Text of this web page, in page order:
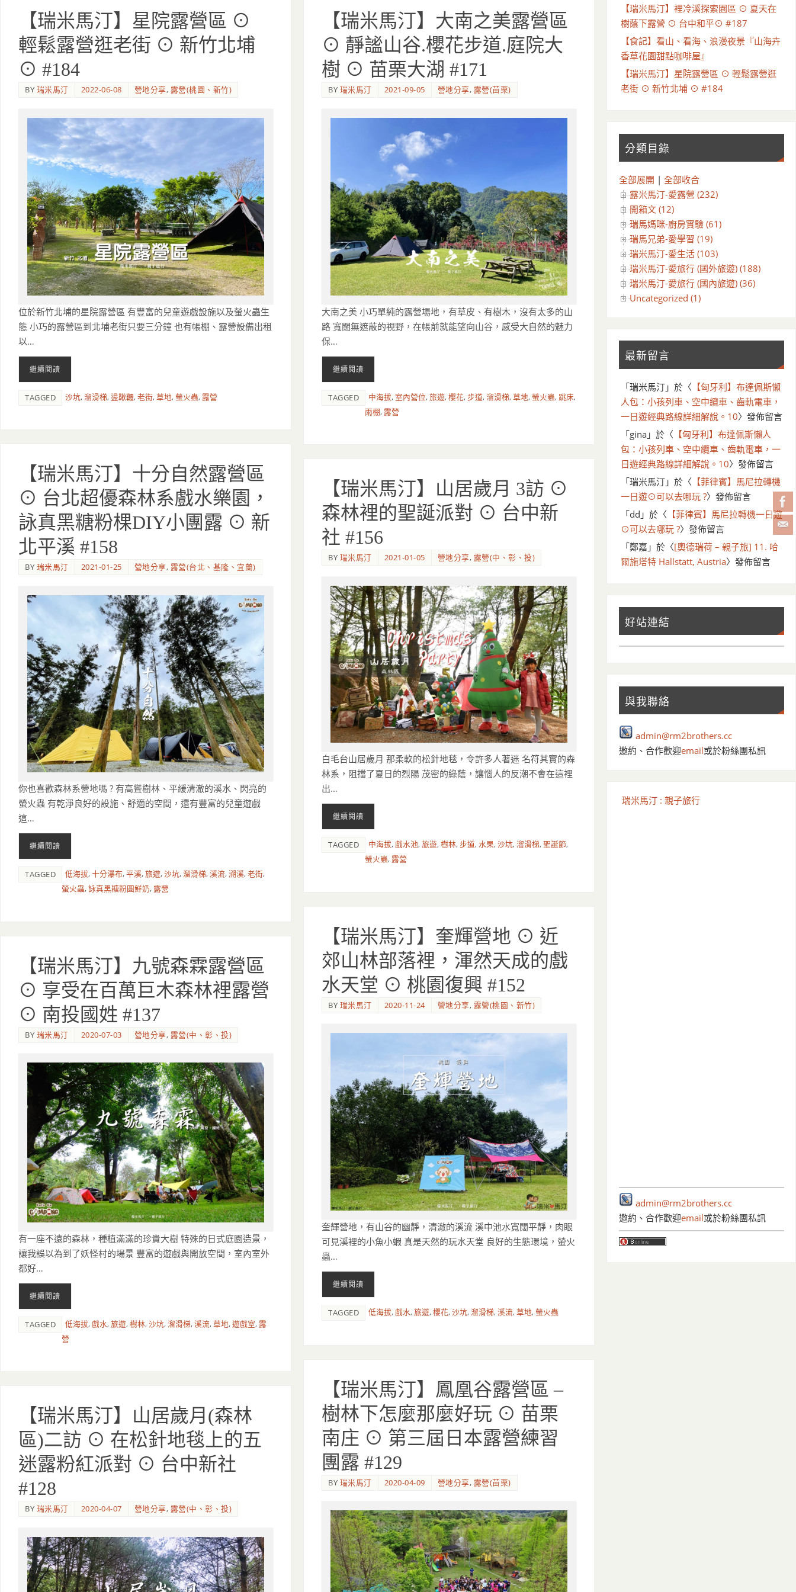
【瑞米馬汀】星院露營區 ⊙
輕鬆露營逛老街 ⊙ 新竹北埔
⊙ #184
BY 瑞米馬汀 2022-06-08 營地分享, 露營(桃園、新竹)
位於新竹北埔的星院露營區 有豐富的兒童遊戲設施以及螢火蟲生
態 小巧的露營區到北埔老街只要三分鐘 也有帳棚、露營設備出租
以…
繼續閱讀
TAGGED 沙坑,溜滑梯,盪鞦韆,老街,草地,螢火蟲, 露營
【瑞米馬汀】大南之美露營區
⊙ 靜謐山谷.櫻花步道.庭院大
樹 ⊙ 苗栗大湖 #171
BY 瑞米馬汀 2021-09-05 營地分享, 露營(苗栗)
大南之美 小巧單純的露營場地，有草皮、有樹木，沒有太多的山
路 寬闊無遮蔽的視野，在帳前就能望向山谷，感受大自然的魅力
保…
繼續閱讀
TAGGED 中海拔, 室內營位,旅遊,櫻花,步道,溜滑梯,草地,螢火蟲, 跳床,
雨棚, 露營
【瑞米馬汀】十分自然露營區
⊙ 台北超優森林系戲水樂園，
詠真黑糖粉棵DIY小團露 ⊙ 新
北平溪 #158
BY 瑞米馬汀 2021-01-25 營地分享, 露營(台北、基隆、宜蘭)
你也喜歡森林系營地嗎 ? 有高聳樹林、平緩清澈的溪水、閃亮的
螢火蟲 有乾淨良好的設施、舒適的空間，還有豐富的兒童遊戲
這…
繼續閱讀
TAGGED 低海拔,十分瀑布,平溪,旅遊,沙坑,溜滑梯,溪流,溯溪,老街,
螢火蟲,詠真黑糖粉圓鮮奶, 露營
【瑞米馬汀】山居歲月 3訪 ⊙
森林裡的聖誕派對 ⊙ 台中新
社 #156
BY 瑞米馬汀 2021-01-05 營地分享, 露營(中、彰、投)
白毛台山居歲月 那柔軟的松針地毯，令許多人著迷 名符其實的森
林系，阻擋了夏日的烈陽 茂密的綠蔭，讓惱人的反潮不會在這裡
出…
繼續閱讀
TAGGED 中海拔,戲水池,旅遊,樹林,步道,水果,沙坑,溜滑梯,聖誕節,
螢火蟲, 露營
【瑞米馬汀】奎輝營地 ⊙ 近
郊山林部落裡，渾然天成的戲
水天堂 ⊙ 桃園復興 #152
BY 瑞米馬汀 2020-11-24 營地分享, 露營(桃園、新竹)
奎輝營地，有山谷的幽靜，清澈的溪流 溪中池水寬闊平靜，肉眼
可見溪裡的小魚小蝦 真是天然的玩水天堂 良好的生態環境，螢火
蟲…
繼續閱讀
TAGGED 低海拔,戲水,旅遊,櫻花,沙坑,溜滑梯,溪流,草地,螢火蟲
【瑞米馬汀】九號森霖露營區
⊙ 享受在百萬巨木森林裡露營
⊙ 南投國姓 #137
BY 瑞米馬汀 2020-07-03 營地分享, 露營(中、彰、投)
有一座不遠的森林，種植滿滿的珍貴大樹 特殊的日式庭園造景，
讓我誤以為到了妖怪村的場景 豐富的遊戲與開放空間，室內室外
都好…
繼續閱讀
TAGGED 低海拔,戲水,旅遊,樹林,沙坑,溜滑梯,溪流,草地,遊戲室, 露
營
【瑞米馬汀】鳳凰谷露營區 –
樹林下怎麼那麼好玩 ⊙ 苗栗
南庄 ⊙ 第三屆日本露營練習
團露 #129
BY 瑞米馬汀 2020-04-09 營地分享, 露營(苗栗)
【瑞米馬汀】山居歲月(森林
區)二訪 ⊙ 在松針地毯上的五
迷露粉紅派對 ⊙ 台中新社
#128
BY 瑞米馬汀 2020-04-07 營地分享, 露營(中、彰、投)
【瑞米馬汀】裡冷溪探索園區 ⊙ 夏天在
樹蔭下露營 ⊙ 台中和平⊙ #187
【食記】看山、看海、浪漫夜景『山海卉
香草花園甜點咖啡屋』
【瑞米馬汀】星院露營區 ⊙ 輕鬆露營逛
老街 ⊙ 新竹北埔 ⊙ #184
分類目錄
全部展開 | 全部收合
露米馬汀-愛露營 (232)
開箱文 (12)
瑞馬媽咪-廚房實驗 (61)
瑞馬兄弟-愛學習 (19)
瑞米馬汀-愛生活 (103)
瑞米馬汀-愛旅行 (國外旅遊) (188)
瑞米馬汀-愛旅行 (國內旅遊) (36)
Uncategorized (1)
最新留言
「瑞米馬汀」於〈 【匈牙利】布達佩斯懶
人包：小孩列車、空中纜車、齒軌電車，
一日遊經典路線詳細解說。10〉發佈留言
「gina」於〈 【匈牙利】布達佩斯懶人
包：小孩列車、空中纜車、齒軌電車，一
日遊經典路線詳細解說。10〉發佈留言
「瑞米馬汀」於〈 【菲律賓】馬尼拉轉機
一日遊⊙可以去哪玩 ?〉發佈留言
「dd 」於〈 【菲律賓】馬尼拉轉機一日遊
⊙可以去哪玩 ?〉發佈留言
「鄭嘉 」於〈[奧德瑞荷 – 親子旅] 11. 哈
爾施塔特 Hallstatt, Austria〉發佈留言
好站連結
與我聯絡
admin@rm2brothers.cc
邀約、合作歡迎email或於粉絲團私訊
瑞米馬汀 : 親子旅行
admin@rm2brothers.cc
邀約、合作歡迎email或於粉絲團私訊